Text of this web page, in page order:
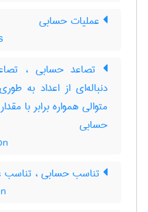
عملیات حسابی
تصاعد حسابی ،
دنباله‌ای از اعداد به
حسابی
تناسب حسابی ،